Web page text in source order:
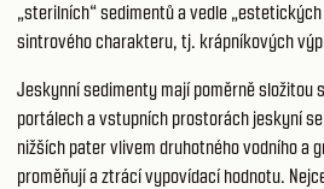
„sterilních“ sedimentů a vedle
sintrového charakteru, tj. krápníkových
Jeskynní sedimenty mají poměrně
portálech a vstupních prostorách jeskyní
nižších pater vlivem druhotného vodního a
proměňují a ztrácí vypovídací hodnotu.